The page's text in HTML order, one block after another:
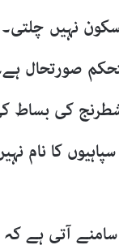
نہیں
صورتحال
شطرنج کی
کا نام
سامنے آتی ہے